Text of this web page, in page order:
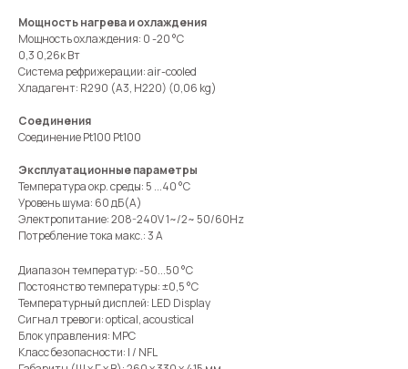
Мощность нагрева и охлаждения
Мощность охлаждения: 0 -20 °C
0,3 0,26к Вт
Система рефрижерации: air-cooled
Хладагент: R290 (A3, H220) (0,06 kg)
Соединения
Соединение Pt100 Pt100
Эксплуатационные параметры
Температура окр. среды: 5 ...40 °C
Уровень шума: 60 дБ(A)
Электропитание: 208-240V 1~/2~ 50/60Hz
Потребление тока макс.: 3 A
Диапазон температур: -50...50 °C
Постоянство температуры: ±0,5 °C
Температурный дисплей: LED Display
Сигнал тревоги: optical, acoustical
Блок управления: MPC
Класс безопасности: I / NFL